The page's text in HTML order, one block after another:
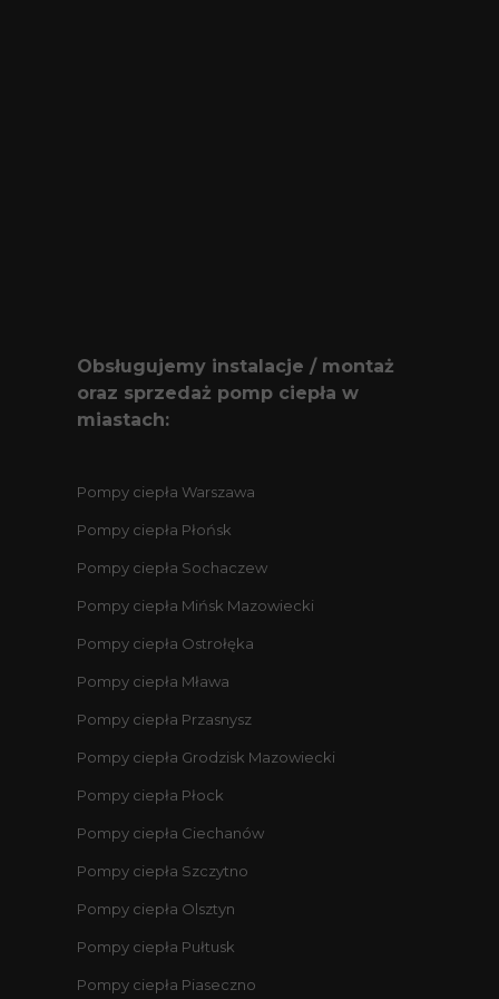
Obsługujemy instalacje / montaż
oraz sprzedaż pomp ciepła w
miastach:
Pompy ciepła Warszawa
Pompy ciepła Płońsk
Pompy ciepła Sochaczew
Pompy ciepła Mińsk Mazowiecki
Pompy ciepła Ostrołęka
Pompy ciepła Mława
Pompy ciepła Przasnysz
Pompy ciepła Grodzisk Mazowiecki
Pompy ciepła Płock
Pompy ciepła Ciechanów
Pompy ciepła Szczytno
Pompy ciepła Olsztyn
Pompy ciepła Pułtusk
Pompy ciepła Piaseczno